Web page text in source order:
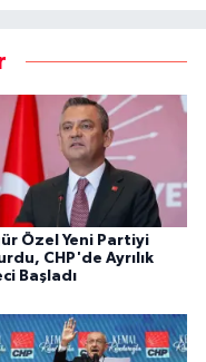
Özel Yeni Partiyi
CHP'de Ayrılık
Başladı